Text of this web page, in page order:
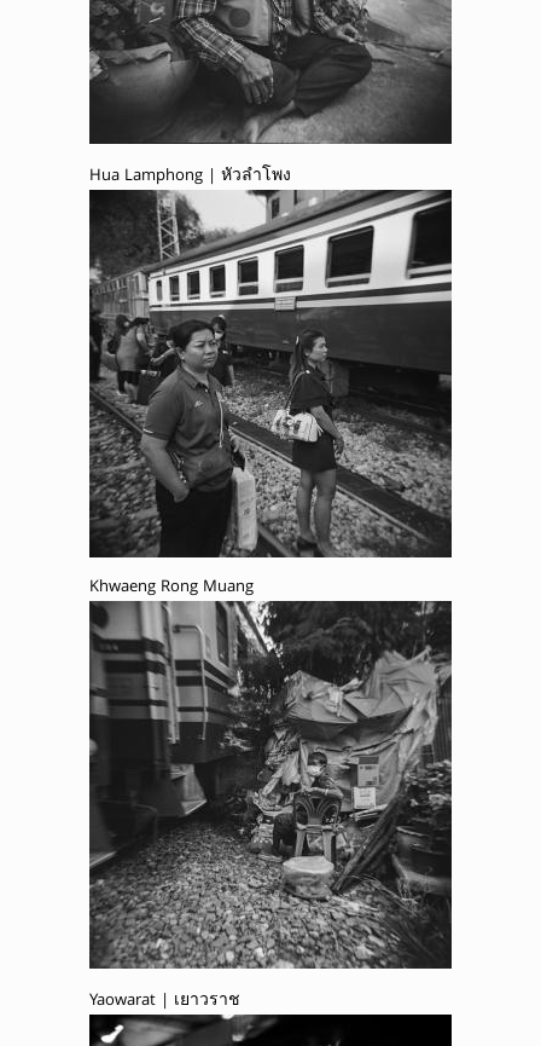
Hua Lamphong | หัวลำโพง
Khwaeng Rong Muang
Yaowarat | เยาวราช